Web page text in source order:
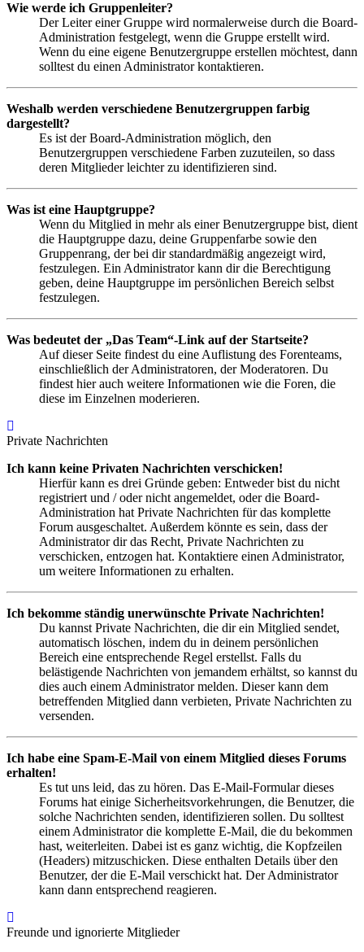
Wie werde ich Gruppenleiter?
Der Leiter einer Gruppe wird normalerweise durch die Board-
Administration festgelegt, wenn die Gruppe erstellt wird.
Wenn du eine eigene Benutzergruppe erstellen möchtest, dann
solltest du einen Administrator kontaktieren.
Weshalb werden verschiedene Benutzergruppen farbig
dargestellt?
Es ist der Board-Administration möglich, den
Benutzergruppen verschiedene Farben zuzuteilen, so dass
deren Mitglieder leichter zu identifizieren sind.
Was ist eine Hauptgruppe?
Wenn du Mitglied in mehr als einer Benutzergruppe bist, dient
die Hauptgruppe dazu, deine Gruppenfarbe sowie den
Gruppenrang, der bei dir standardmäßig angezeigt wird,
festzulegen. Ein Administrator kann dir die Berechtigung
geben, deine Hauptgruppe im persönlichen Bereich selbst
festzulegen.
Was bedeutet der „Das Team“-Link auf der Startseite?
Auf dieser Seite findest du eine Auflistung des Forenteams,
einschließlich der Administratoren, der Moderatoren. Du
findest hier auch weitere Informationen wie die Foren, die
diese im Einzelnen moderieren.
oben
Private Nachrichten
Ich kann keine Privaten Nachrichten verschicken!
Hierfür kann es drei Gründe geben: Entweder bist du nicht
registriert und / oder nicht angemeldet, oder die Board-
Administration hat Private Nachrichten für das komplette
Forum ausgeschaltet. Außerdem könnte es sein, dass der
Administrator dir das Recht, Private Nachrichten zu
verschicken, entzogen hat. Kontaktiere einen Administrator,
um weitere Informationen zu erhalten.
Ich bekomme ständig unerwünschte Private Nachrichten!
Du kannst Private Nachrichten, die dir ein Mitglied sendet,
automatisch löschen, indem du in deinem persönlichen
Bereich eine entsprechende Regel erstellst. Falls du
belästigende Nachrichten von jemandem erhältst, so kannst du
dies auch einem Administrator melden. Dieser kann dem
betreffenden Mitglied dann verbieten, Private Nachrichten zu
versenden.
Ich habe eine Spam-E-Mail von einem Mitglied dieses Forums
erhalten!
Es tut uns leid, das zu hören. Das E-Mail-Formular dieses
Forums hat einige Sicherheitsvorkehrungen, die Benutzer, die
solche Nachrichten senden, identifizieren sollen. Du solltest
einem Administrator die komplette E-Mail, die du bekommen
hast, weiterleiten. Dabei ist es ganz wichtig, die Kopfzeilen
(Headers) mitzuschicken. Diese enthalten Details über den
Benutzer, der die E-Mail verschickt hat. Der Administrator
kann dann entsprechend reagieren.
oben
Freunde und ignorierte Mitglieder